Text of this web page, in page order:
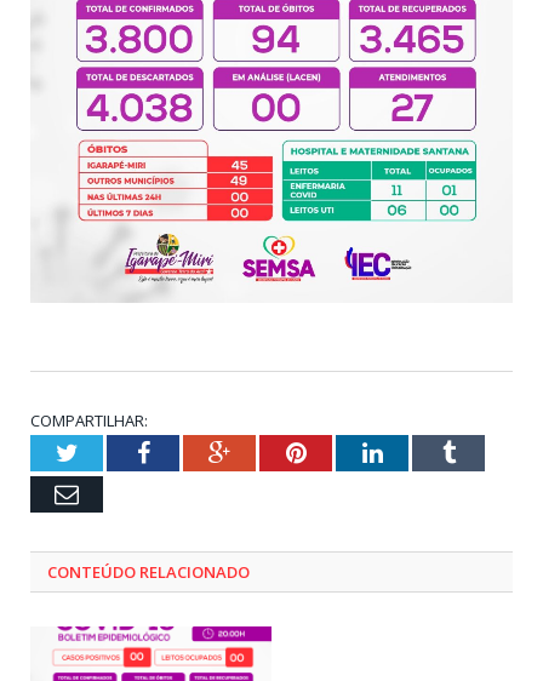
COMPARTILHAR:
TwitterFacebookGoogle+PinterestLinkedInTumblr
Email
CONTEÚDO RELACIONADO